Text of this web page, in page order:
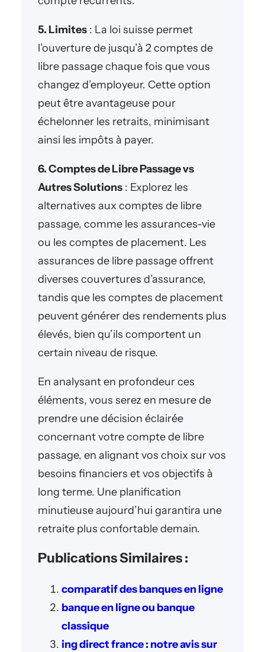
5. Limites : La loi suisse permet
l’ouverture de jusqu’à 2 comptes de
libre passage chaque fois que vous
changez d’employeur. Cette option
peut être avantageuse pour
échelonner les retraits, minimisant
ainsi les impôts à payer.
6. Comptes de Libre Passage vs
Autres Solutions : Explorez les
alternatives aux comptes de libre
passage, comme les assurances-vie
ou les comptes de placement. Les
assurances de libre passage offrent
diverses couvertures d’assurance,
tandis que les comptes de placement
peuvent générer des rendements plus
élevés, bien qu’ils comportent un
certain niveau de risque.
En analysant en profondeur ces
éléments, vous serez en mesure de
prendre une décision éclairée
concernant votre compte de libre
passage, en alignant vos choix sur vos
besoins financiers et vos objectifs à
long terme. Une planification
minutieuse aujourd’hui garantira une
retraite plus confortable demain.
Publications Similaires :
comparatif des banques en ligne
banque en ligne ou banque
classique
ing direct france : notre avis sur